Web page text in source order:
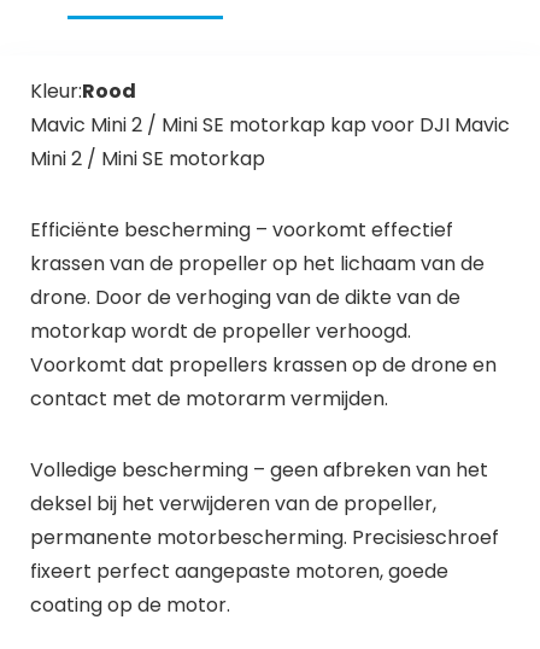
Kleur:Rood
Mavic Mini 2 / Mini SE motorkap kap voor DJI Mavic
Mini 2 / Mini SE motorkap
Efficiënte bescherming – voorkomt effectief
krassen van de propeller op het lichaam van de
drone. Door de verhoging van de dikte van de
motorkap wordt de propeller verhoogd.
Voorkomt dat propellers krassen op de drone en
contact met de motorarm vermijden.
Volledige bescherming – geen afbreken van het
deksel bij het verwijderen van de propeller,
permanente motorbescherming. Precisieschroef
fixeert perfect aangepaste motoren, goede
coating op de motor.